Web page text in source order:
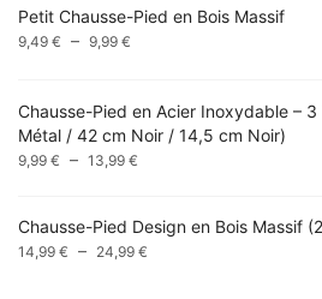
17,99 €
Petit Chausse-Pied en Bois Massif
9,49 € – 9,99 €
9,49 €
à
9,99 €
Chausse-Pied en Acier Inoxydable – 3
Métal / 42 cm Noir / 14,5 cm Noir)
9,99 € – 13,99 €
9,99 €
à
Chausse-Pied Design en Bois Massif
14,99 € – 24,99 €